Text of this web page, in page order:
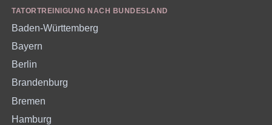
TATORTREINIGUNG NACH BUNDESLAND
Baden-Württemberg
Bayern
Berlin
Brandenburg
Bremen
Hamburg